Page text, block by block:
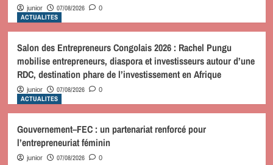
junior 07/08/2026 0
ACTUALITES
Salon des Entrepreneurs Congolais 2026 : Rachel Pungu
mobilise entrepreneurs, diaspora et investisseurs autour d’une
RDC, destination phare de l’investissement en Afrique
junior 07/08/2026 0
ACTUALITES
Gouvernement–FEC : un partenariat renforcé pour
l’entrepreneuriat féminin
junior 07/08/2026 0